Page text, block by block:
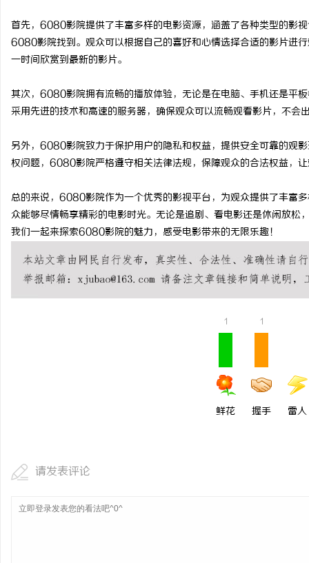
首先，6080影院提供了丰富多样的电影资源，涵盖了各种类型的影
6080影院找到。观众可以根据自己的喜好和心情选择合适的影片进
一时间欣赏到最新的影片。
其次，6080影院拥有流畅的播放体验，无论是在电脑、手机还是平
采用先进的技术和高速的服务器，确保观众可以流畅观看影片，不会
另外，6080影院致力于保护用户的隐私和权益，提供安全可靠的观
权问题，6080影院严格遵守相关法律法规，保障观众的合法权益，
总的来说，6080影院作为一个优秀的影视平台，为观众提供了丰富
众能够尽情畅享精彩的电影时光。无论是追剧、看电影还是休闲放
我们一起来探索6080影院的魅力，感受电影带来的无限乐趣！
1
鲜花
1
握手 雷人
请发表评论
揭秘！专业充电桩项目